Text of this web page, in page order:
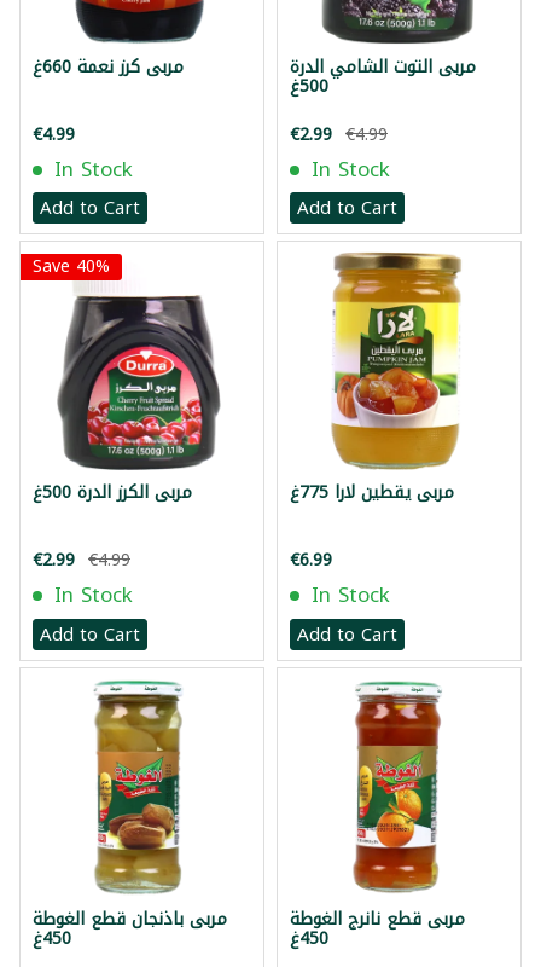
مربى كرز نعمة 660غ
€4.99
In Stock
Add to Cart
مربى التوت الشامي الدرة
500غ
€2.99 €4.99
In Stock
Add to Cart
Save 40%
مربى الكرز الدرة 500غ
€2.99 €4.99
In Stock
Add to Cart
مربى يقطين لارا 775غ
€6.99
In Stock
Add to Cart
مربى باذنجان قطع الغوطة
450غ
مربى قطع نانرج الغوطة
450غ